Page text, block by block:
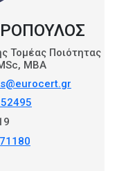
Τομέας Ποιότητας
MBA